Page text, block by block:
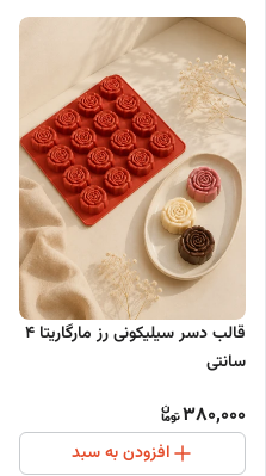
قالب دسر سیلیکونی رز مارگاریتا ۴
سانتی
380,000
افزودن به سبد